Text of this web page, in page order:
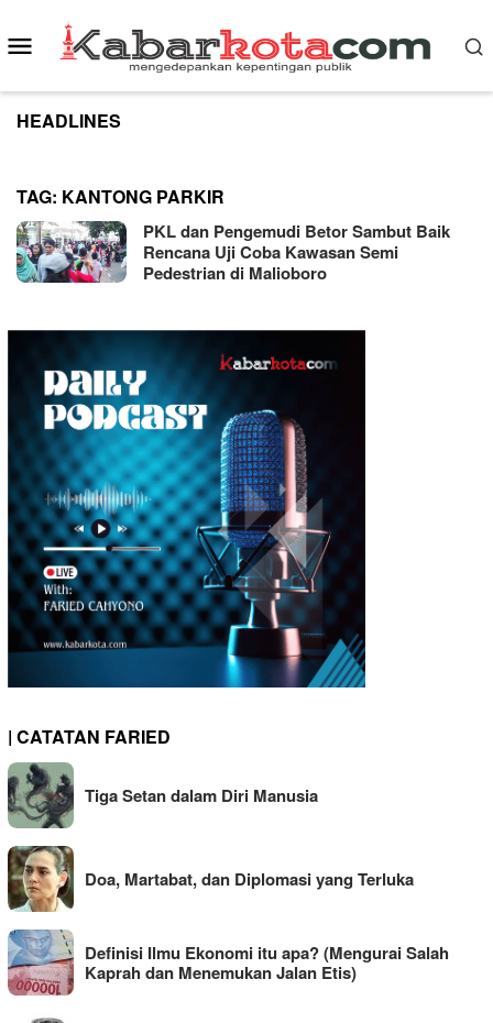
to
content
Mobile
Menu
HEADLINES
TAG: KANTONG PARKIR
PKL dan Pengemudi Betor Sambut Baik
Rencana Uji Coba Kawasan Semi
Pedestrian di Malioboro
| CATATAN FARIED
Tiga Setan dalam Diri Manusia
Doa, Martabat, dan Diplomasi yang Terluka
Definisi Ilmu Ekonomi itu apa? (Mengurai Salah
Kaprah dan Menemukan Jalan Etis)